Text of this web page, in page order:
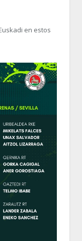
en estos